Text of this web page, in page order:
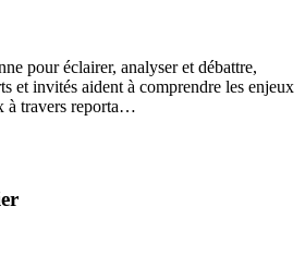
pour éclairer, analyser et débattre,
et invités aident à comprendre les enjeux
travers reporta…